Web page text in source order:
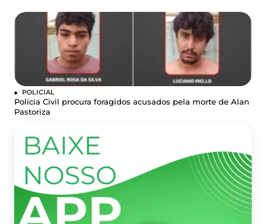
POLICIAL
Polícia Civil procura foragidos acusados pela morte de Alan
Pastoriza